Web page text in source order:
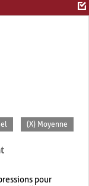
(X) Moyenne
pour